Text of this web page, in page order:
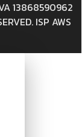
13868590962
ISP AWS